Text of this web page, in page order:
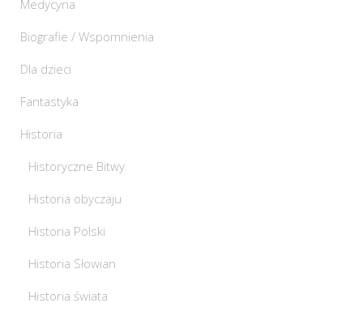
Medycyna
Biografie / Wspomnienia
Dla dzieci
Fantastyka
Historia
Historyczne Bitwy
Historia obyczaju
Historia Polski
Historia Słowian
Historia świata